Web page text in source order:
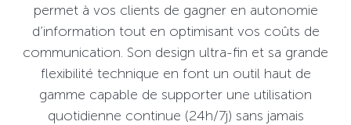
permet à vos clients de gagner en autonomie
d’information tout en optimisant vos coûts de
communication. Son design ultra-fin et sa grande
flexibilité technique en font un outil haut de
gamme capable de supporter une utilisation
quotidienne continue (24h/7j) sans jamais